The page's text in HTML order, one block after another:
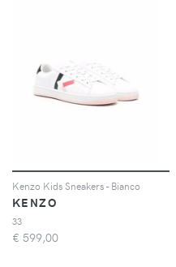
Kenzo Kids Sneakers - Bianco
KENZO
33
€ 599,00